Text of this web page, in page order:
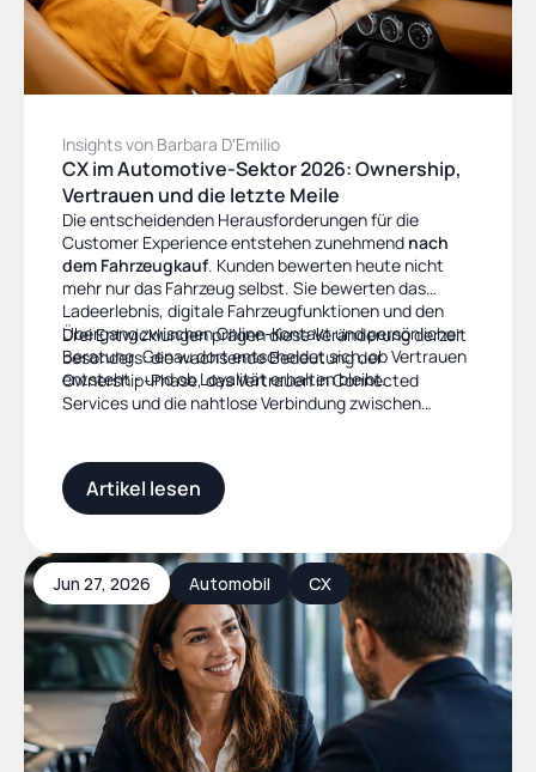
Insights von Barbara DʼEmilio
CX im Automotive-Sektor 2026: Ownership,
Vertrauen und die letzte Meile
Die entscheidenden Herausforderungen für die
Customer Experience entstehen zunehmend nach
dem Fahrzeugkauf. Kunden bewerten heute nicht
mehr nur das Fahrzeug selbst. Sie bewerten das
Ladeerlebnis, digitale Fahrzeugfunktionen und den
Übergang zwischen Online-Kontakt und persönlicher
Beratung. Genau dort entscheidet sich, ob Vertrauen
entsteht - und ob Loyalität erhalten bleibt.
Drei Entwicklungen prägen diese Veränderung derzeit
besonders: die wachsende Bedeutung der
Ownership-Phase, das Vertrauen in Connected
Services und die nahtlose Verbindung zwischen
häufiger in Ausschreibungen und strategischen CX-
Initiativen wider.
Artikel lesen
Jun 27, 2026 Automobil CX